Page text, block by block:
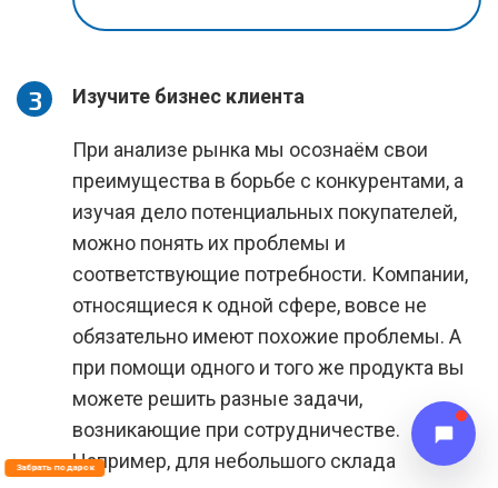
Изучите бизнес клиента
При анализе рынка мы осознаём свои
преимущества в борьбе с конкурентами, а
изучая дело потенциальных покупателей,
можно понять их проблемы и
соответствующие потребности. Компании,
относящиеся к одной сфере, вовсе не
обязательно имеют похожие проблемы. А
при помощи одного и того же продукта вы
можете решить разные задачи,
возникающие при сотрудничестве.
Например, для небольшого склада
Забрать подарок